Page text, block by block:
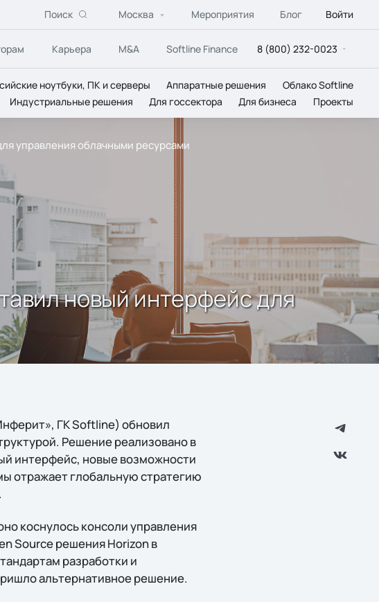
Поиск Москва Мероприятия Блог Войти
Карьера M&A Softline Finance 8 (800) 232-0023
ноутбуки, ПК и серверы Аппаратные решения
Облако Softline
Индустриальные решения Для госсектора Для бизнеса Проекты
управления облачными ресурсами
новый интерфейс для
ГК Softline) обновил
Решение реализовано в
интерфейс, новые возможности
отражает глобальную стратегию
коснулось консоли управления
Source решения Horizon в
разработки и
альтернативное решение.